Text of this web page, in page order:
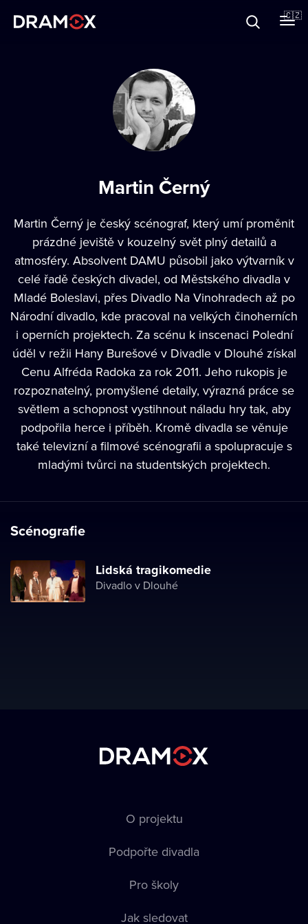
🇨🇿
Martin Černý
Martin Černý je český scénograf, který umí proměnit
prázdné jeviště v kouzelný svět plný detailů a
atmosféry. Absolvent DAMU působil jako výtvarník v
celé řadě českých divadel, od Městského divadla v
Mladé Boleslavi, přes Divadlo Na Vinohradech až po
Národní divadlo, kde pracoval na velkých činoherních
i operních projektech. Za scénu k inscenaci Polední
úděl v režii Hany Burešové v Divadle v Dlouhé získal
Cenu Alfréda Radoka za rok 2011. Jeho rukopis je
rozpoznatelný, promyšlené detaily, výrazná práce se
světlem a schopnost vystihnout náladu hry tak, aby
podpořila herce i příběh. Kromě divadla se věnuje
také televizní a filmové scénografii a spolupracuje s
mladými tvůrci na studentských projektech.
Scénografie
Lidská tragikomedie
Divadlo v Dlouhé
O projektu
Podpořte divadla
Pro školy
Jak sledovat